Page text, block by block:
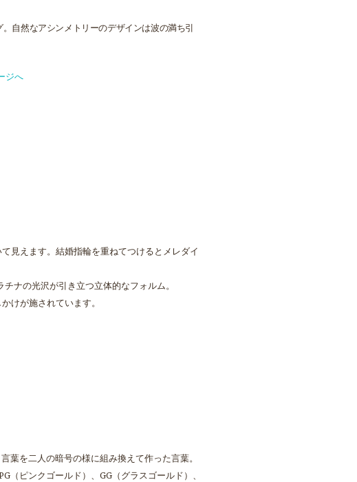
自然なアシンメトリーのデザインは波の満ち引
ジへ
見えます。結婚指輪を重ねてつけるとメレダイ
ナの光沢が引き立つ立体的なフォルム。
けが施されています。
葉を二人の暗号の様に組み換えて作った言葉。
（ピンクゴールド）、GG（グラスゴールド）、